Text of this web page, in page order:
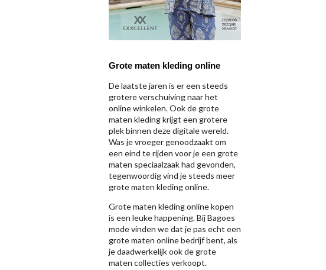
Grote maten kleding online
De laatste jaren is er een steeds
grotere verschuiving naar het
online winkelen. Ook de grote
maten kleding krijgt een grotere
plek binnen deze digitale wereld.
Was je vroeger genoodzaakt om
een eind te rijden voor je een grote
maten speciaalzaak had gevonden,
tegenwoordig vind je steeds meer
grote maten kleding online.
Grote maten kleding online kopen
is een leuke happening. Bij Bagoes
mode vinden we dat je pas echt een
grote maten online bedrijf bent, als
je daadwerkelijk ook de grote
maten collecties verkoopt.